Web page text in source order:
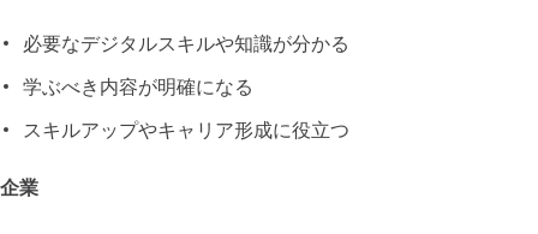
必要なデジタルスキルや知識が分かる
学ぶべき内容が明確になる
スキルアップやキャリア形成に役立つ
企業